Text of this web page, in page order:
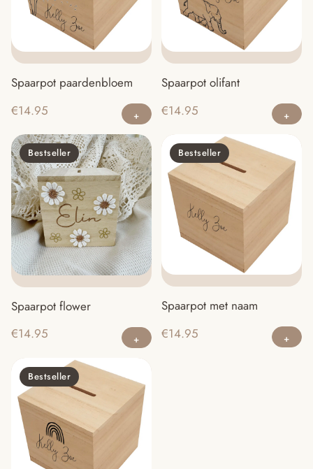
Spaarpot paardenbloem
€14.95
Spaarpot olifant
€14.95
Bestseller
Spaarpot flower
€14.95
Bestseller
Spaarpot met naam
€14.95
Bestseller